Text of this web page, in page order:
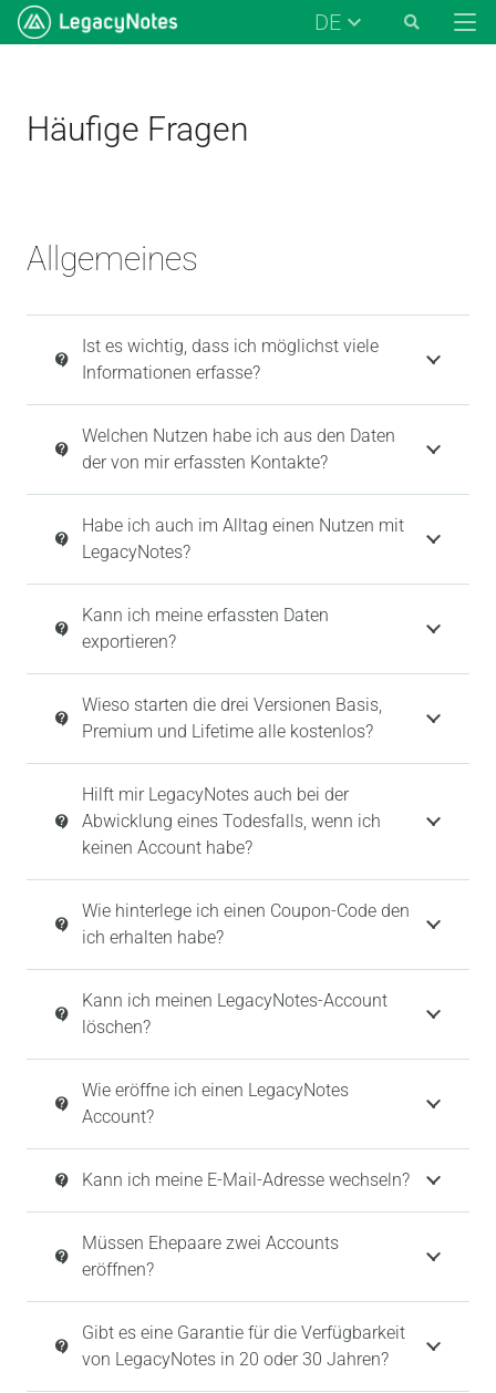
DE
Häufige Fragen
Allgemeines
contact_support
Ist es wichtig, dass ich möglichst viele
Informationen erfasse?
contact_support
Welchen Nutzen habe ich aus den Daten
der von mir erfassten Kontakte?
contact_support
Habe ich auch im Alltag einen Nutzen mit
LegacyNotes?
contact_support
Kann ich meine erfassten Daten
exportieren?
contact_support
Wieso starten die drei Versionen Basis,
Premium und Lifetime alle kostenlos?
contact_support
Hilft mir LegacyNotes auch bei der
Abwicklung eines Todesfalls, wenn ich
keinen Account habe?
contact_support
Wie hinterlege ich einen Coupon-Code den
ich erhalten habe?
contact_support
Kann ich meinen LegacyNotes-Account
löschen?
contact_support
Wie eröffne ich einen LegacyNotes
Account?
contact_support Kann ich meine E-Mail-Adresse wechseln?
contact_support
Müssen Ehepaare zwei Accounts
eröffnen?
contact_support
Gibt es eine Garantie für die Verfügbarkeit
von LegacyNotes in 20 oder 30 Jahren?